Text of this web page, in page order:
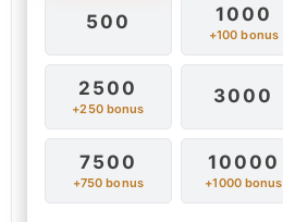
500 1000
+100 bonus
2500
+250 bonus
3000
7500
+750 bonus
10000
+1000 bonus